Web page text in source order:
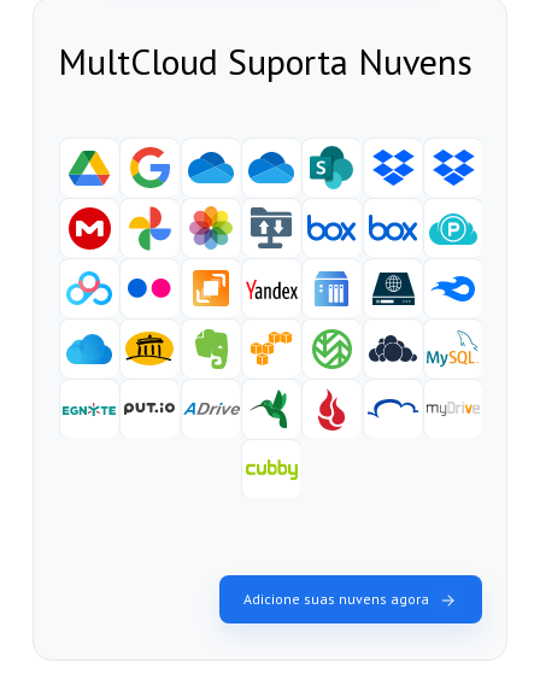
MultCloud Suporta Nuvens
Adicione suas nuvens agora